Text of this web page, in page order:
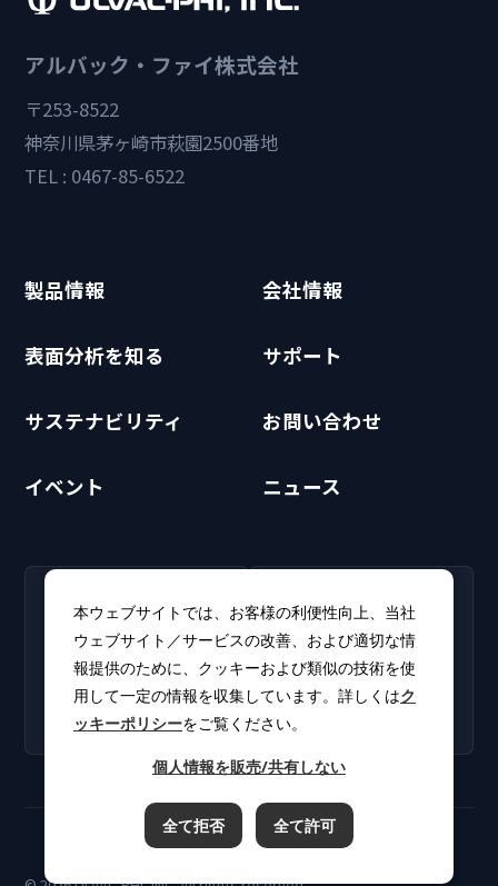
アルバック・ファイ株式会社
〒253-8522
神奈川県茅ヶ崎市萩園2500番地
TEL : 0467-85-6522
製品情報 会社情報
表面分析を知る サポート
サステナビリティ お問い合わせ
イベント ニュース
採用情報
新卒・キャリア採用情報を
掲載しています。
CLUB PHI（会員専
用）
ソフトウェアアップデート
やカタログをダウンロー
ド。
本ウェブサイトでは、お客様の利便性向上、当社
ウェブサイト／サービスの改善、および適切な情
報提供のために、クッキーおよび類似の技術を使
用して一定の情報を収集しています。詳しくはク
ッキーポリシーをご覧ください。
個人情報を販売/共有しない
全て拒否 全て許可